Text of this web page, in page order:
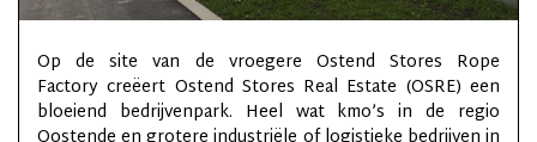
Op de site van de vroegere Ostend Stores Rope
Factory creëert Ostend Stores Real Estate (OSRE) een
bloeiend bedrijvenpark. Heel wat kmo’s in de regio